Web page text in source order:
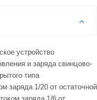
устройство
и заряда свинцово-
типа
заряда 1/20 от остаточной
заряда 1/6 от